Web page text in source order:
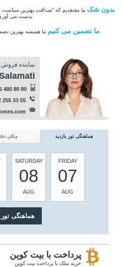
بدون شک ما معتقدیم که ”صداقت بهترین
بدست می
ما تضمین می کنیم ما همیشه بهترین
نماینده فروش
480 80 80
255 33 55
هماهنگی تور بازدید مکان
FRIDAY
07
AUG
SATURDAY
08
AUG
پرداخت با بیت کوین
خرید ملک با پرداخت بیت کوین